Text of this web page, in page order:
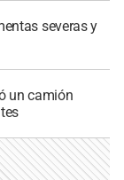
severas y
un camión